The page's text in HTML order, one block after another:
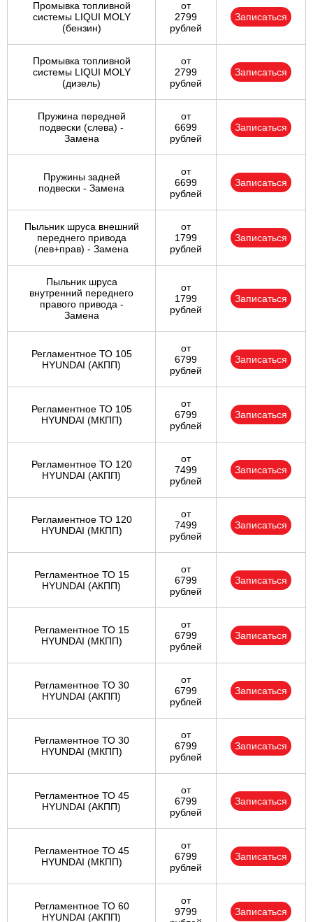
Промывка топливной
системы LIQUI MOLY
(бензин)
от
2799
рублей
Записаться
Промывка топливной
системы LIQUI MOLY
(дизель)
от
2799
рублей
Записаться
Пружина передней
подвески (слева) -
Замена
от
6699
рублей
Записаться
Пружины задней
подвески - Замена
от
6699
рублей
Записаться
Пыльник шруса внешний
переднего привода
(лев+прав) - Замена
от
1799
рублей
Записаться
Пыльник шруса
внутренний переднего
правого привода -
Замена
от
1799
рублей
Записаться
Регламентное ТО 105
HYUNDAI (АКПП)
от
6799
рублей
Записаться
Регламентное ТО 105
HYUNDAI (МКПП)
от
6799
рублей
Записаться
Регламентное ТО 120
HYUNDAI (АКПП)
от
7499
рублей
Записаться
Регламентное ТО 120
HYUNDAI (МКПП)
от
7499
рублей
Записаться
Регламентное ТО 15
HYUNDAI (АКПП)
от
6799
рублей
Записаться
Регламентное ТО 15
HYUNDAI (МКПП)
от
6799
рублей
Записаться
Регламентное ТО 30
HYUNDAI (АКПП)
от
6799
рублей
Записаться
Регламентное ТО 30
HYUNDAI (МКПП)
от
6799
рублей
Записаться
Регламентное ТО 45
HYUNDAI (АКПП)
от
6799
рублей
Записаться
Регламентное ТО 45
HYUNDAI (МКПП)
от
6799
рублей
Записаться
Регламентное ТО 60
HYUNDAI (АКПП)
от
9799
Записаться